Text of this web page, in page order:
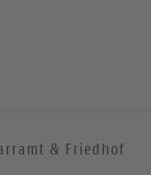
& Friedhof